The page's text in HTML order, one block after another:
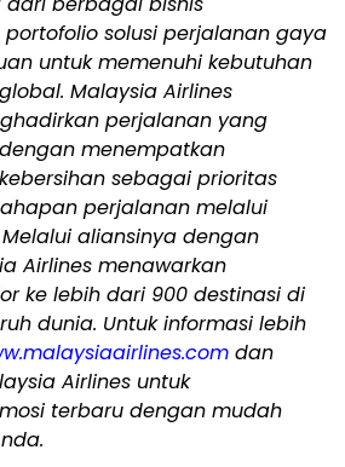
solusi perjalanan gaya
untuk memenuhi kebutuhan
Malaysia Airlines
perjalanan yang
menempatkan
sebagai prioritas
perjalanan melalui
Melalui aliansinya dengan
Airlines menawarkan
ke lebih dari 900 destinasi di
dunia. Untuk informasi lebih
dan
Airlines untuk
terbaru dengan mudah